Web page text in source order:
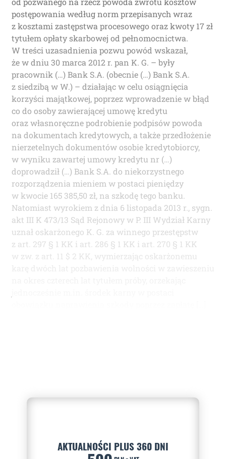
postępowania według norm przepisanych wraz
z kosztami zastępstwa procesowego oraz kwoty 17 zł
tytułem opłaty skarbowej od pełnomocnictwa.
W treści uzasadnienia pozwu powód wskazał,
że w dniu 30 marca 2012 r. pan K. G. – były
pracownik (…) Bank S.A. (obecnie (…) Bank S.A.
z siedzibą w W.) – działając w celu osiągnięcia
korzyści majątkowej, poprzez wprowadzenie w błąd
co do osoby zawierającej umowę kredytu
oraz własnoręczne podrobienie podpisów powoda
na dokumentach kredytowych, a także przedłożenie
nierzetelnych dokumentów osobie kredytobiorcy,
w wyniku zawartej umowy kredytu nr (…)
doprowadził (…) Bank S.A. do niekorzystnego
rozporządzenia mieniem w postaci pieniędzy
w kwocie 165 385,50 zł, na szkodę tego banku.
Natomiast wyrokiem z dnia 6 listopada 2013 r., sygn.
akt III K 473/13 Sąd Rejonowy w P. III Wydział Karny
uznał oskarżonego K. G. za winnego przestępstw
z art. 297 § 1 KK i art. 286 § 1 KK i art. 270 § 1 KK
w zw. z art. 11 $ 2 KK, wymierzając oskarżonemu
AKTUALNOŚCI PLUS 360 DNI